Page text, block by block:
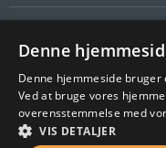
Denne
Denne hjemmeside
Ved at bruge vores
overensstemmelse med
VIS DETALJER